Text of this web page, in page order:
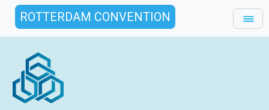
ROTTERDAM CONVENTION